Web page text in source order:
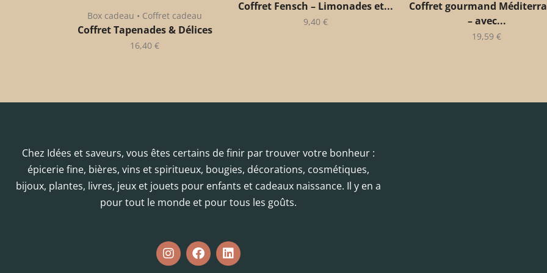
Box cadeau • Coffret cadeau
Coffret Tapenades & Délices
16,40 €
Coffret Fensch – Limonades et...
9,40 €
Coffret gourmand
– avec...
19,59 €
Chez Idées et saveurs, vous êtes certains de finir par trouver votre bonheur :
épicerie fine, bières, vins et spiritueux, bougies, décorations, cosmétiques,
bijoux, plantes, livres, jeux et jouets pour enfants et cadeaux naissance. Il y en a
pour tout le monde et pour tous les goûts.